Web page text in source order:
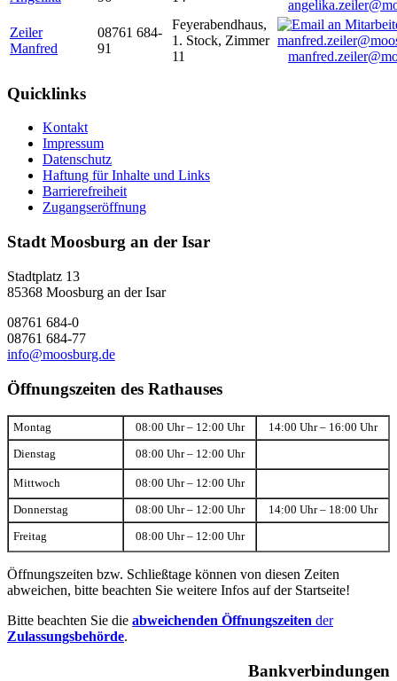
Zeiler
Manfred
08761 684-
91
Feyerabendhaus,
1. Stock, Zimmer
11
Quicklinks
Kontakt
Impressum
Datenschutz
Haftung für Inhalte und Links
Barrierefreiheit
Zugangseröffnung
Stadt Moosburg an der Isar
Stadtplatz 13
85368 Moosburg an der Isar
08761 684-0
08761 684-77
info@moosburg.de
Öffnungszeiten des Rathauses
Montag 08:00 Uhr – 12:00 Uhr 14:00 Uhr – 16:00 Uhr
Dienstag 08:00 Uhr – 12:00 Uhr
Mittwoch 08:00 Uhr – 12:00 Uhr
Donnerstag 08:00 Uhr – 12:00 Uhr 14:00 Uhr – 18:00 Uhr
Freitag 08:00 Uhr – 12:00 Uhr
Öffnungszeiten bzw. Schließtage können von diesen Zeiten
abweichen, bitte beachten Sie weitere Infos auf der Startseite!
Bitte beachten Sie die abweichenden Öffnungszeiten der
Zulassungsbehörde.
Bankverbindungen